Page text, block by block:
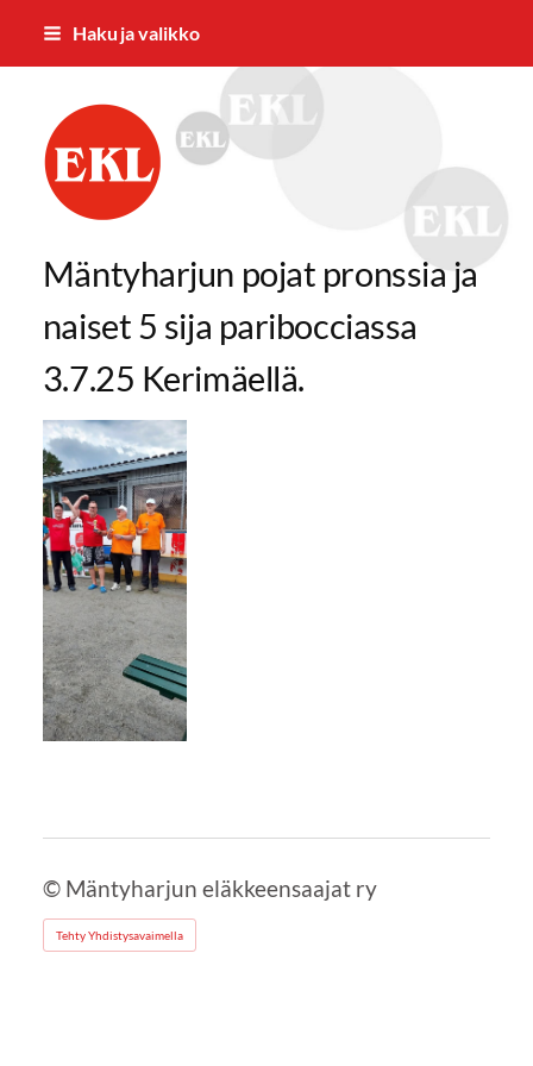
Siirry
Haku ja valikko
Mäntyharjun eläkkeensaajat ry
Mäntyharjun pojat pronssia ja
naiset 5 sija paribocciassa
3.7.25 Kerimäellä.
© Mäntyharjun eläkkeensaajat ry
Tehty Yhdistysavaimella